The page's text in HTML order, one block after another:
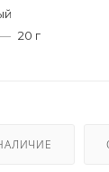
— 20 г